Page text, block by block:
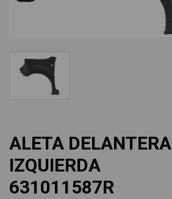
ALETA DELANTERA
IZQUIERDA
631011587R